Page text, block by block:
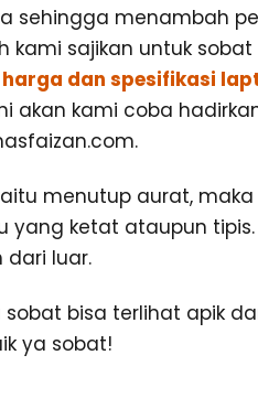
sehingga menambah
kami sajikan untuk sobat
harga dan spesifikasi
akan kami coba
menutup aurat,
yang ketat ataupun tipis.
luar.
bisa terlihat apik
ya sobat!